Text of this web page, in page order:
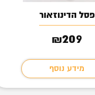
פסל הדינוזאור
₪209
מידע נוסף